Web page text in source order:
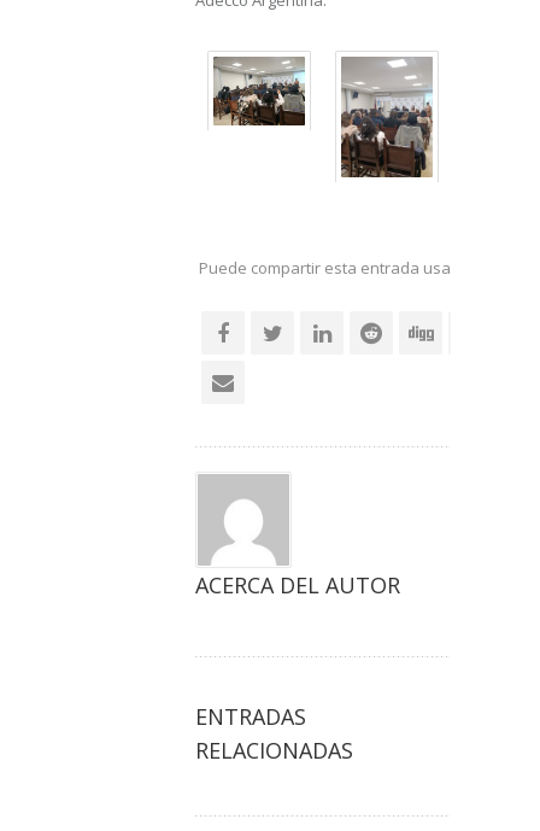
Puede compartir esta entrada usando sus
ACERCA DEL AUTOR
ENTRADAS
RELACIONADAS